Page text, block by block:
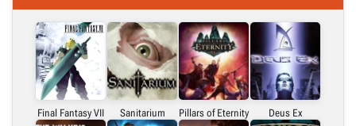
Final Fantasy VII Sanitarium Pillars of Eternity Deus Ex